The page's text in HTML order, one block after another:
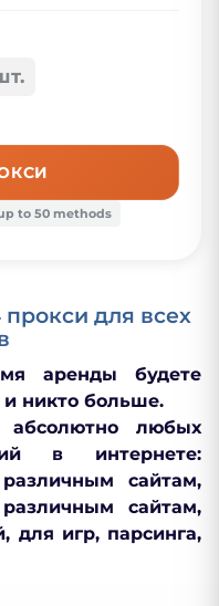
to 50 methods
для всех
аренды будете
и никто больше.
абсолютно любых
в интернете:
сайтам,
сайтам,
для игр, парсинга,